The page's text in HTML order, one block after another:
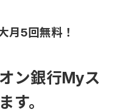
*1
請求ください。手続
了まで日数がかかり
。）
月5回無料！
ン銀行Myス
す。